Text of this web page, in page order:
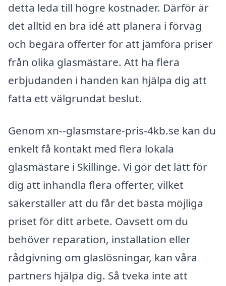
detta leda till högre kostnader. Därför är
det alltid en bra idé att planera i förväg
och begära offerter för att jämföra priser
från olika glasmästare. Att ha flera
erbjudanden i handen kan hjälpa dig att
fatta ett välgrundat beslut.
Genom xn--glasmstare-pris-4kb.se kan du
enkelt få kontakt med flera lokala
glasmästare i Skillinge. Vi gör det lätt för
dig att inhandla flera offerter, vilket
säkerställer att du får det bästa möjliga
priset för ditt arbete. Oavsett om du
behöver reparation, installation eller
rådgivning om glaslösningar, kan våra
partners hjälpa dig. Så tveka inte att